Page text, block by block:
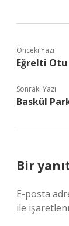
Önceki Yazı
Eğrelti Otu
Sonraki Yazı
Baskül
Bir
E-posta
ile